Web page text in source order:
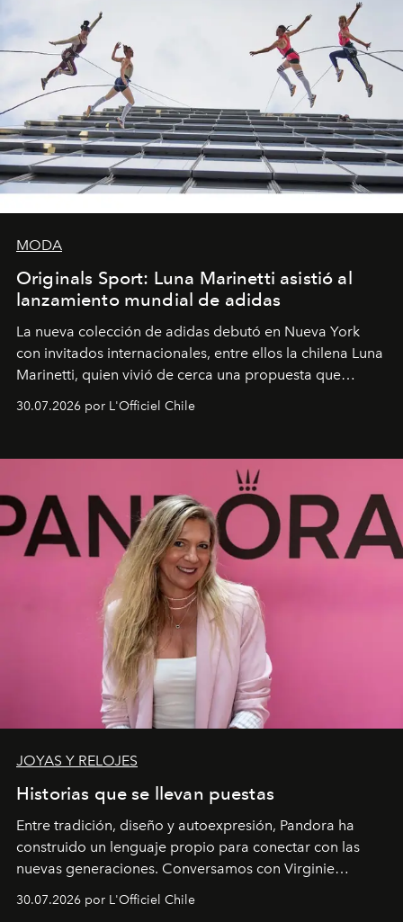
MODA
Originals Sport: Luna Marinetti asistió al
lanzamiento mundial de adidas
La nueva colección de adidas debutó en Nueva York
con invitados internacionales, entre ellos la chilena Luna
Marinetti, quien vivió de cerca una propuesta que
fusiona moda y rendimiento.
30.07.2026 por L'Officiel Chile
JOYAS Y RELOJES
Historias que se llevan puestas
Entre tradición, diseño y autoexpresión, Pandora ha
construido un lenguaje propio para conectar con las
nuevas generaciones. Conversamos con Virginie
Dubray, la responsable de marketing para
Latinoamérica, sobre identidad, cultura y el valor
30.07.2026 por L'Officiel Chile